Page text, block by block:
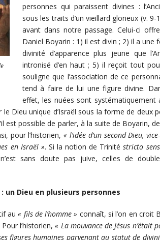
personnes qui paraissent divines :
sous les traits d’un vieillard glorieux (v.
avant dans notre passage. Celui-ci
Daniel Boyarin : 1) il est divin ; 2) il a une
divinité d’apparence plus jeune que
intronisé d’en haut ; 5) il reçoit tout
souligne que l’association de ce
tend à faire de lui une figure divine.
effet, les nuées sont systématiquement
Dieu unique d’Israël sous la forme de deux
est possible de parler, à la suite de Boyarin,
pour l’historien,« l’idée d’un second Dieu,
en Israël ». Si la notion de Trinitéstricto
sans doute pas juive, celles de
Dieu en plusieurs personnes
au« fils de l’homme » connaît, si l’on en croit
l’historien,« La mouvance de Jésus n’était
figures humaines parvenant au statut de